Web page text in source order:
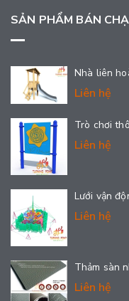
SẢN PHẨM BÁN
Nhà liên
Liên hệ
Trò chơi
Liên hệ
Lưới vận
Liên hệ
Thảm sàn
Liên hệ